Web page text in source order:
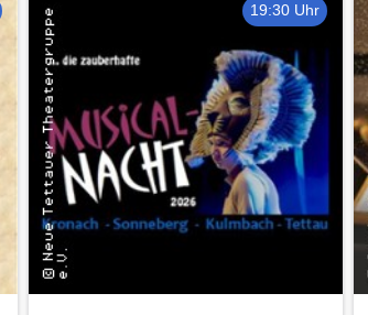
19:30 Uhr